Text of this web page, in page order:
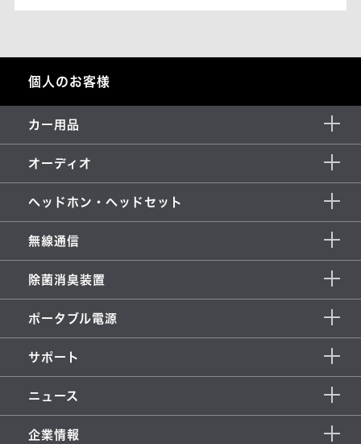
個人のお客様
カー用品
オーディオ
ヘッドホン・ヘッドセット
無線通信
除菌消臭装置
ポータブル電源
サポート
ニュース
企業情報